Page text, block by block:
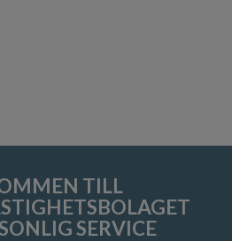
TILL
SERVICE